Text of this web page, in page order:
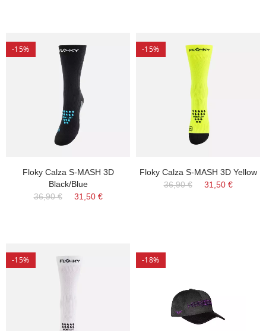
-15%
Floky Calza S-MASH 3D
Black/Blue
36,90 €
31,50 €
-15%
Floky Calza S-MASH 3D Yellow
36,90 €
31,50 €
-15% -18%